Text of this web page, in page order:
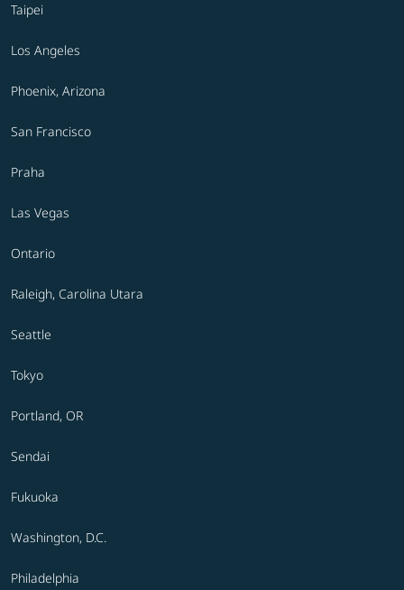
Taipei
Los Angeles
Phoenix, Arizona
San Francisco
Praha
Las Vegas
Ontario
Raleigh, Carolina Utara
Seattle
Tokyo
Portland, OR
Sendai
Fukuoka
Washington, D.C.
Philadelphia